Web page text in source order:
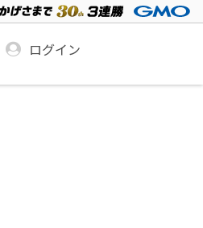
ログイン